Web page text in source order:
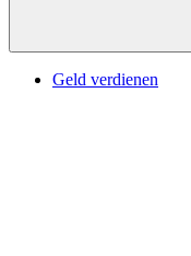
Geld verdienen